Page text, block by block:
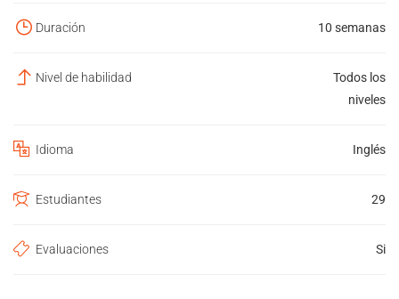
Duración 10 semanas
Nivel de habilidad
Todos los
niveles
Idioma Inglés
Estudiantes 29
Evaluaciones Si